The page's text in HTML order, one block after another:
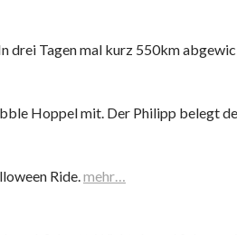
drei Tagen mal kurz 550km
Hoppel mit. Der Philipp belegt
Ride.mehr…